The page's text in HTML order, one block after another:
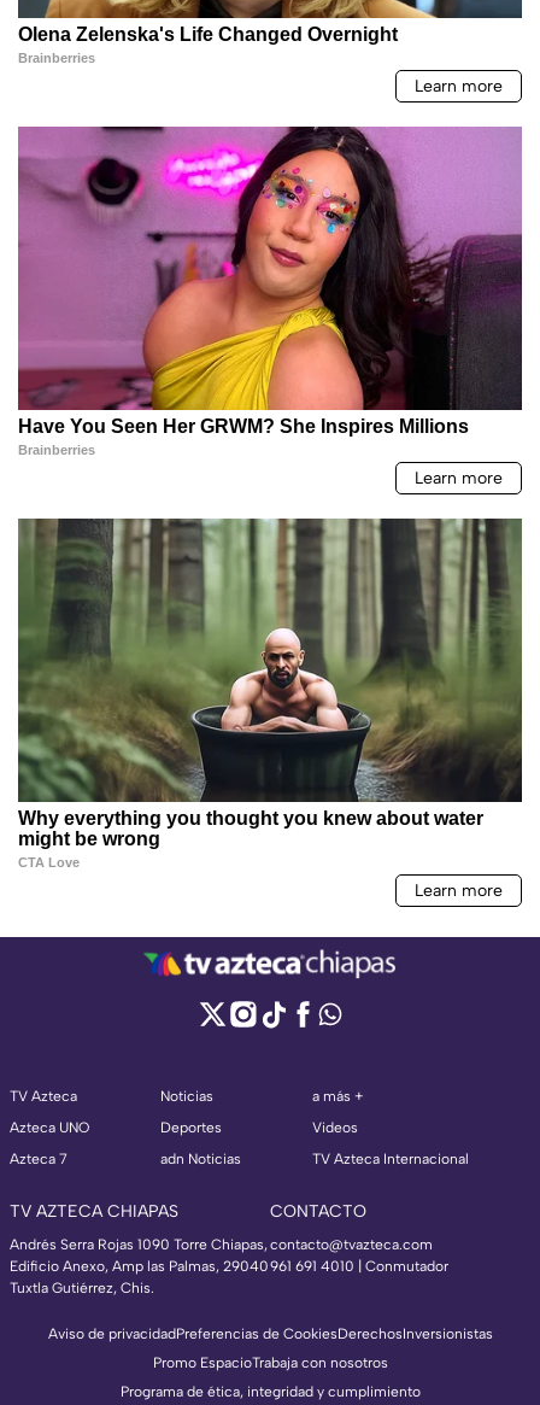
TV Azteca
Azteca UNO
Azteca 7
Noticias
Deportes
adn Noticias
a más +
Videos
TV Azteca Internacional
TV AZTECA CHIAPAS
Andrés Serra Rojas 1090 Torre Chiapas,
Edificio Anexo, Amp las Palmas, 29040
Tuxtla Gutiérrez, Chis.
CONTACTO
contacto@tvazteca.com
961 691 4010 | Conmutador
Aviso de privacidadPreferencias de CookiesDerechosInversionistas
Promo EspacioTrabaja con nosotros
Programa de ética, integridad y cumplimiento